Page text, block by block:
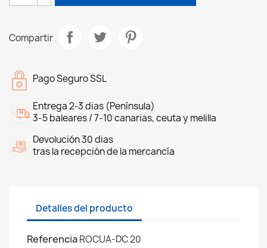
Compartir
Pago Seguro SSL
Entrega 2-3 dias (Península)
3-5 baleares / 7-10 canarias, ceuta y melilla
Devolución 30 dias
tras la recepción de la mercancía
Detalles del producto
ReferenciaROCUA-DC 20